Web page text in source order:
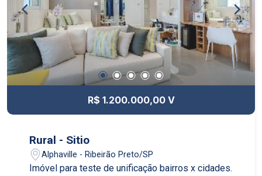
R$ 1.200.000,00 V
Rural - Sitio
Alphaville - Ribeirão Preto/SP
Imóvel para teste de unificação bairros x cidades.